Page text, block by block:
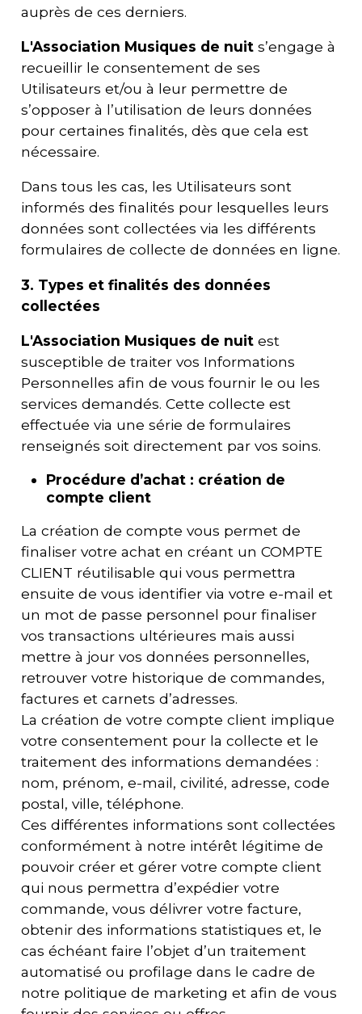
auprès de ces derniers.
L'Association Musiques de nuit s’engage à
recueillir le consentement de ses
Utilisateurs et/ou à leur permettre de
s’opposer à l’utilisation de leurs données
pour certaines finalités, dès que cela est
nécessaire.
Dans tous les cas, les Utilisateurs sont
informés des finalités pour lesquelles leurs
données sont collectées via les différents
formulaires de collecte de données en ligne.
3. Types et finalités des données
collectées
L'Association Musiques de nuit est
susceptible de traiter vos Informations
Personnelles afin de vous fournir le ou les
services demandés. Cette collecte est
effectuée via une série de formulaires
renseignés soit directement par vos soins.
Procédure d’achat : création de
compte client
La création de compte vous permet de
finaliser votre achat en créant un COMPTE
CLIENT réutilisable qui vous permettra
ensuite de vous identifier via votre e-mail et
un mot de passe personnel pour finaliser
vos transactions ultérieures mais aussi
mettre à jour vos données personnelles,
retrouver votre historique de commandes,
factures et carnets d’adresses.
La création de votre compte client implique
votre consentement pour la collecte et le
traitement des informations demandées :
nom, prénom, e-mail, civilité, adresse, code
postal, ville, téléphone.
Ces différentes informations sont collectées
conformément à notre intérêt légitime de
pouvoir créer et gérer votre compte client
qui nous permettra d’expédier votre
commande, vous délivrer votre facture,
obtenir des informations statistiques et, le
cas échéant faire l’objet d’un traitement
automatisé ou profilage dans le cadre de
notre politique de marketing et afin de vous